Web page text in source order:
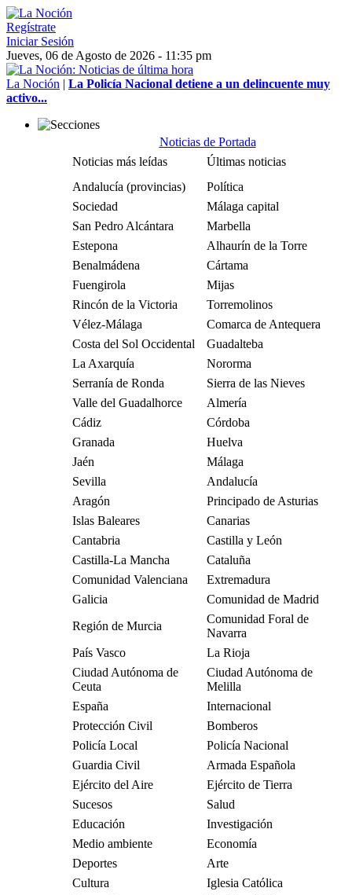
Regístrate
Iniciar Sesión
Jueves, 06 de Agosto de 2026 - 11:35 pm
La Noción | La Policía Nacional detiene a un delincuente muy
activo...
Noticias de Portada
Noticias más leídas
Últimas noticias
Andalucía (provincias)
Política
Sociedad
Málaga capital
San Pedro Alcántara
Marbella
Estepona
Alhaurín de la Torre
Benalmádena
Cártama
Fuengirola
Mijas
Rincón de la Victoria
Torremolinos
Vélez-Málaga
Comarca de Antequera
Costa del Sol Occidental
Guadalteba
La Axarquía
Nororma
Serranía de Ronda
Sierra de las Nieves
Valle del Guadalhorce
Almería
Cádiz
Córdoba
Granada
Huelva
Jaén
Málaga
Sevilla
Andalucía
Aragón
Principado de Asturias
Islas Baleares
Canarias
Cantabria
Castilla y León
Castilla-La Mancha
Cataluña
Comunidad Valenciana
Extremadura
Galicia
Comunidad de Madrid
Región de Murcia
Comunidad Foral de
Navarra
País Vasco
La Rioja
Ciudad Autónoma de
Ceuta
Ciudad Autónoma de
Melilla
España
Internacional
Protección Civil
Bomberos
Policía Local
Policía Nacional
Guardia Civil
Armada Española
Ejército del Aire
Ejército de Tierra
Sucesos
Salud
Educación
Investigación
Medio ambiente
Economía
Deportes
Arte
Cultura
Iglesia Católica